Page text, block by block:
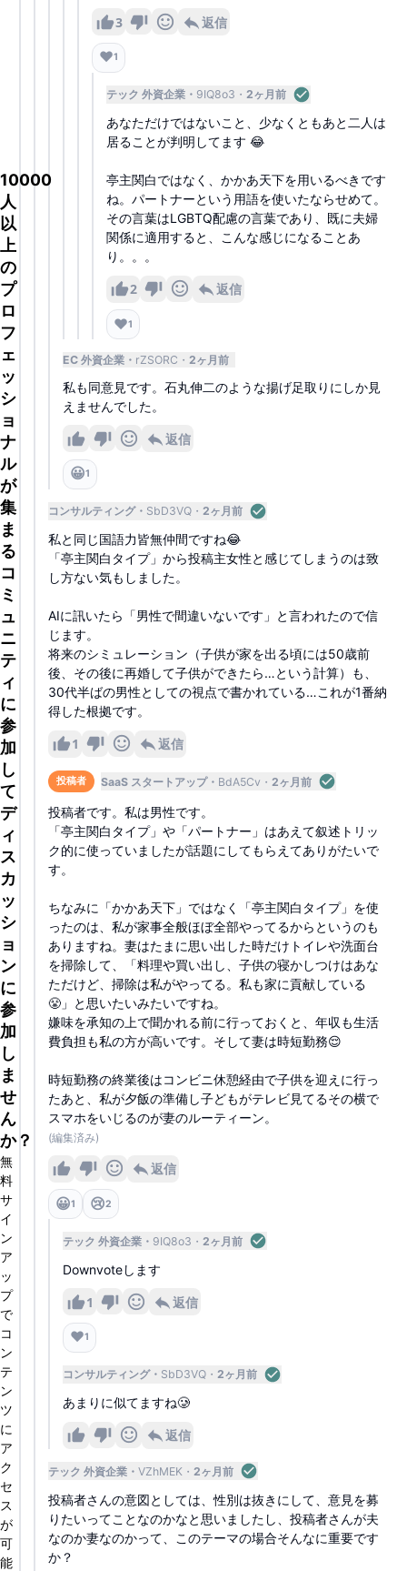
10000
人
以
上
の
プ
ロ
フ
ェ
ッ
シ
ョ
ナ
ル
が
集
ま
る
コ
ミ
ュ
ニ
テ
ィ
に
参
加
し
て
デ
ィ
ス
カ
ッ
シ
ョ
ン
に
参
加
し
ま
せ
ん
か？
無
料
サ
イ
ン
ア
ッ
プ
で
コ
ン
テ
ン
ツ
に
ア
ク
セ
ス
が
可
能
3 返信
❤️1
テック 外資企業 9IQ8o3 2ヶ月前
あなただけではないこと、少なくともあと二人は
居ることが判明してます 😂
亭主関白ではなく、かかあ天下を用いるべきです
ね。パートナーという用語を使いたならせめて。
その言葉はLGBTQ配慮の言葉であり、既に夫婦
関係に適用すると、こんな感じになることあ
り。。。
2 返信
❤️1
EC 外資企業 rZSORC 2ヶ月前
私も同意見です。石丸伸二のような揚げ足取りにしか見
えませんでした。
返信
😀1
コンサルティング SbD3VQ 2ヶ月前
私と同じ国語力皆無仲間ですね😂
「亭主関白タイプ」から投稿主女性と感じてしまうのは致
し方ない気もしました。
AIに訊いたら「男性で間違いないです」と言われたので信
じます。
将来のシミュレーション（子供が家を出る頃には50歳前
後、その後に再婚して子供ができたら…という計算）も、
30代半ばの男性としての視点で書かれている…これが1番納
得した根拠です。
1 返信
投稿者 SaaS スタートアップ BdA5Cv 2ヶ月前
投稿者です。私は男性です。
「亭主関白タイプ」や「パートナー」はあえて叙述トリッ
ク的に使っていましたが話題にしてもらえてありがたいで
す。
ちなみに「かかあ天下」ではなく「亭主関白タイプ」を使
ったのは、私が家事全般ほぼ全部やってるからというのも
ありますね。妻はたまに思い出した時だけトイレや洗面台
を掃除して、「料理や買い出し、子供の寝かしつけはあな
ただけど、掃除は私がやってる。私も家に貢献している
😤」と思いたいみたいですね。
嫌味を承知の上で聞かれる前に行っておくと、年収も生活
費負担も私の方が高いです。そして妻は時短勤務😌
時短勤務の終業後はコンビニ休憩経由で子供を迎えに行っ
たあと、私が夕飯の準備し子どもがテレビ見てるその横で
スマホをいじるのが妻のルーティーン。
(編集済み)
返信
😀1 😢2
テック 外資企業 9IQ8o3 2ヶ月前
Downvoteします
1 返信
❤️1
コンサルティング SbD3VQ 2ヶ月前
あまりに似てますね🥲
返信
テック 外資企業 VZhMEK 2ヶ月前
投稿者さんの意図としては、性別は抜きにして、意見を募
りたいってことなのかなと思いましたし、投稿者さんが夫
なのか妻なのかって、このテーマの場合そんなに重要です
か？